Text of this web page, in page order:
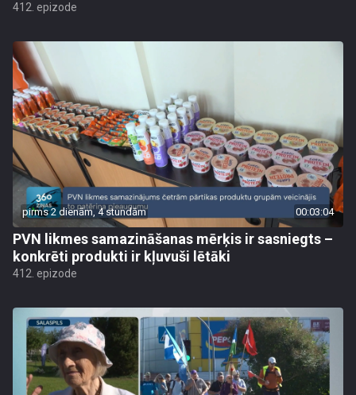
412. epizode
pirms 2 dienām, 4 stundām 00:03:04
PVN likmes samazināšanas mērķis ir sasniegts –
konkrēti produkti ir kļuvuši lētāki
412. epizode